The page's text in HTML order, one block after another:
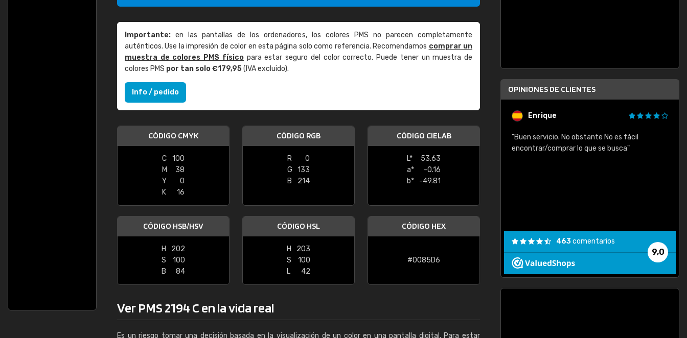
Importante: en las pantallas de los ordenadores, los colores PMS no parecen completamente
auténticos. Use la impresión de color en esta página solo como referencia. Recomendamos comprar un
muestra de colores PMS físicopara estar seguro del color correcto. Puede tener un muestra de
colores PMS por tan solo €179,95(IVA excluido).
Info / pedido
CÓDIGO CMYK
C
100
M
38
Y
0
K
16
CÓDIGO RGB
R
0
G
133
B
214
CÓDIGO CIELAB
L*
53.63
a*
-0.16
b*
-49.81
CÓDIGO HSB/HSV
H
202
S
100
B
84
CÓDIGO HSL
H
203
S
100
L
42
CÓDIGO HEX
#0085D6
Ver PMS 2194 C en la vida real
Es un riesgo tomar una decisión basada en la visualización de un color en una pantalla digital. Para estar
OPINIONES DE CLIENTES
Enrique
"Buen servicio. No obstante No es fácil
encontrar/comprar lo que se busca"
9,0
463comentarios